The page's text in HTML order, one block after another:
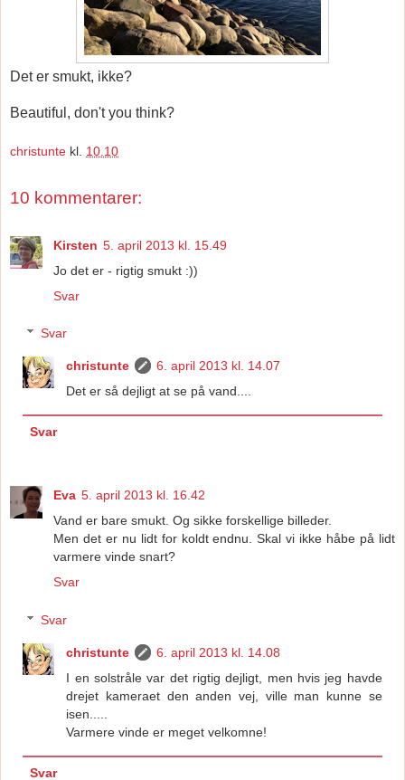
Det er smukt, ikke?
Beautiful, don't you think?
christunte kl. 10.10
10 kommentarer:
Kirsten 5. april 2013 kl. 15.49
Jo det er - rigtig smukt :))
Svar
Svar
christunte
6. april 2013 kl. 14.07
Det er så dejligt at se på vand....
Svar
Eva 5. april 2013 kl. 16.42
Vand er bare smukt. Og sikke forskellige billeder.
Men det er nu lidt for koldt endnu. Skal vi ikke håbe på lidt
varmere vinde snart?
Svar
Svar
christunte
6. april 2013 kl. 14.08
I en solstråle var det rigtig dejligt, men hvis jeg havde
drejet kameraet den anden vej, ville man kunne se
isen.....
Varmere vinde er meget velkomne!
Svar